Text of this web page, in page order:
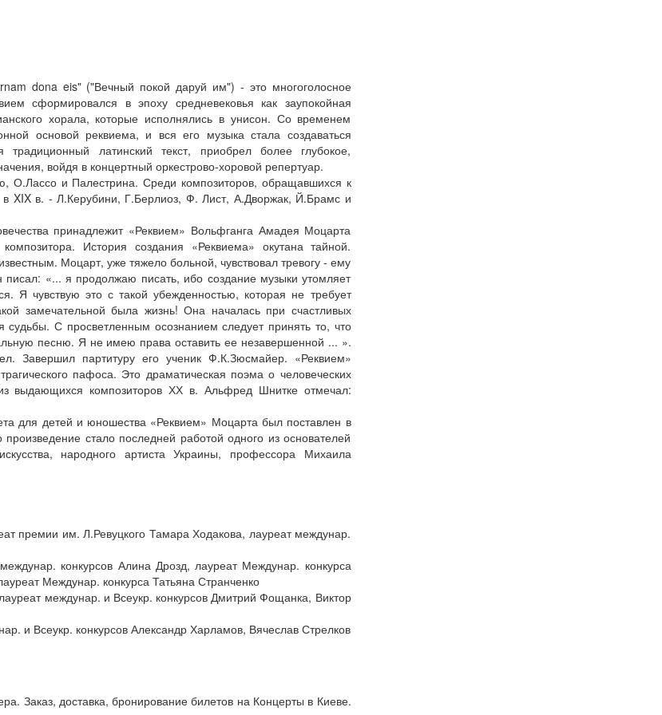
dona eis" ("Вечный покой даруй им") - это многоголосное
сформировался в эпоху средневековья как заупокойная
хорала, которые исполнялись в унисон. Со временем
основой реквиема, и вся его музыка стала создаваться
латинский текст, приобрел более глубокое,
войдя в концертный оркестрово-хоровой репертуар.
О.Лассо и Палестрина. Среди композиторов, обращавшихся к
в. - Л.Керубини, Г.Берлиоз, Ф. Лист, А.Дворжак, Й.Брамс и
принадлежит «Реквием» Вольфганга Амадея Моцарта
История создания «Реквиема» окутана тайной.
Моцарт, уже тяжело больной, чувствовал тревогу - ему
«... я продолжаю писать, ибо создание музыки утомляет
Я чувствую это с такой убежденностью, которая не требует
замечательной была жизнь! Она началась при счастливых
судьбы. С просветленным осознанием следует принять то, что
песню. Я не имею права оставить ее незавершенной ... ».
Завершил партитуру его ученик Ф.К.Зюсмайер. «Реквием»
пафоса. Это драматическая поэма о человеческих
выдающихся композиторов ХХ в. Альфред Шнитке отмечал:
для детей и юношества «Реквием» Моцарта был поставлен в
стало последней работой одного из основателей
народного артиста Украины, профессора Михаила
премии им. Л.Ревуцкого Тамара Ходакова, лауреат междунар.
конкурсов Алина Дрозд, лауреат Междунар. конкурса
Междунар. конкурса Татьяна Странченко
междунар. и Всеукр. конкурсов Дмитрий Фощанка, Виктор
и Всеукр. конкурсов Александр Харламов, Вячеслав Стрелков
Заказ, доставка, бронирование билетов на Концерты в Киеве.